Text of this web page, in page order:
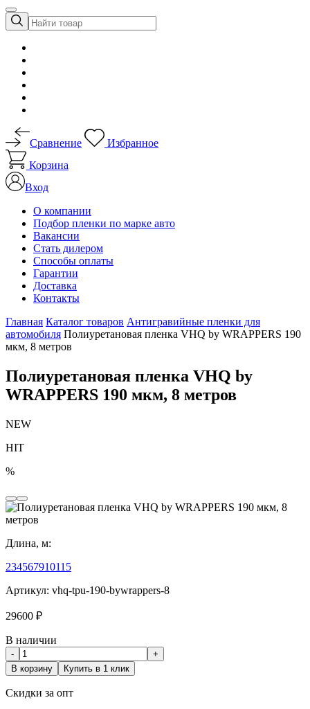
Сравнение
Избранное
Корзина
Вход
О компании
Подбор пленки по марке авто
Вакансии
Стать дилером
Способы оплаты
Гарантии
Доставка
Контакты
Главная Каталог товаров Антигравийные пленки для
автомобиля Полиуретановая пленка VHQ by WRAPPERS 190
мкм, 8 метров
Полиуретановая пленка VHQ by
WRAPPERS 190 мкм, 8 метров
NEW
HIT
%
Длина, м:
234567910115
Артикул: vhq-tpu-190-bywrappers-8
29600 ₽
В наличии
-
+
В корзину
Купить в 1 клик
Скидки за опт